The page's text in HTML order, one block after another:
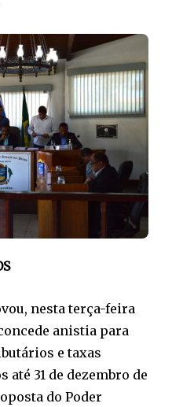
nesta terça-feira
anistia para
e taxas
31 de dezembro de
do Poder